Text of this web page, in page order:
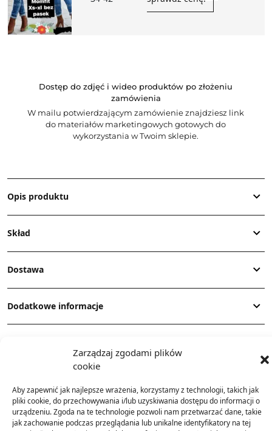
Zarządzaj zgodami plików
cookie
Aby zapewnić jak najlepsze wrażenia, korzystamy z technologii, takich jak
pliki cookie, do przechowywania i/lub uzyskiwania dostępu do informacji o
urządzeniu. Zgoda na te technologie pozwoli nam przetwarzać dane, takie
jak zachowanie podczas przeglądania lub unikalne identyfikatory na tej
Dostęp do zdjęć i wideo produktów po złożeniu
zamówienia
W mailu potwierdzającym zamówienie znajdziesz link
do materiałów marketingowych gotowych do
wykorzystania w Twoim sklepie.
Opis produktu
Skład
Dostawa
Dodatkowe informacje
TO SIĘ TERAZ SPRZEDAJE